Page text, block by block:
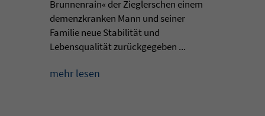
Brunnenrain« der Zieglerschen einem
demenzkranken Mann und seiner
Familie neue Stabilität und
Lebensqualität zurückgegeben ...
mehr lesen